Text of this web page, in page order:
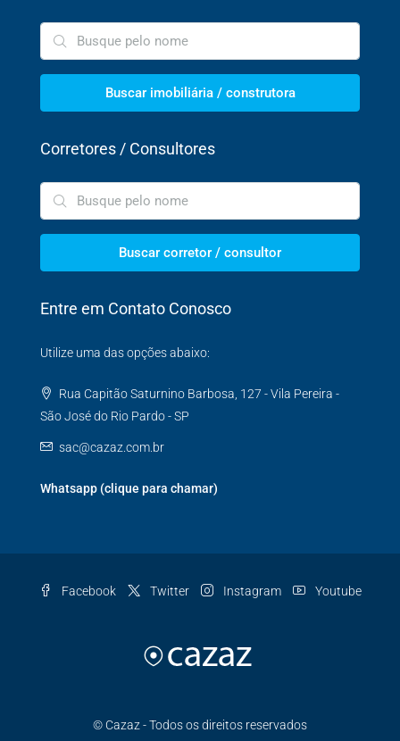
Buscar imobiliária / construtora
Corretores / Consultores
Buscar corretor / consultor
Entre em Contato Conosco
Utilize uma das opções abaixo:
Rua Capitão Saturnino Barbosa, 127 - Vila Pereira -
São José do Rio Pardo - SP
sac@cazaz.com.br
Whatsapp (clique para chamar)
Facebook Twitter Instagram Youtube
© Cazaz - Todos os direitos reservados